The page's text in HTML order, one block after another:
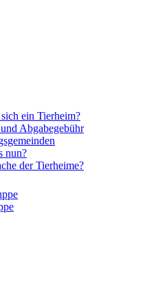
ein Tierheim?
Abgabegebühr
nun?
der Tierheime?